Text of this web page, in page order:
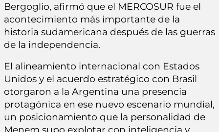
Bergoglio, afirmó que el MERCOSUR fue el
acontecimiento más importante de la
historia sudamericana después de las guerras
de la independencia.
El alineamiento internacional con Estados
Unidos y el acuerdo estratégico con Brasil
otorgaron a la Argentina una presencia
protagónica en ese nuevo escenario mundial,
un posicionamiento que la personalidad de